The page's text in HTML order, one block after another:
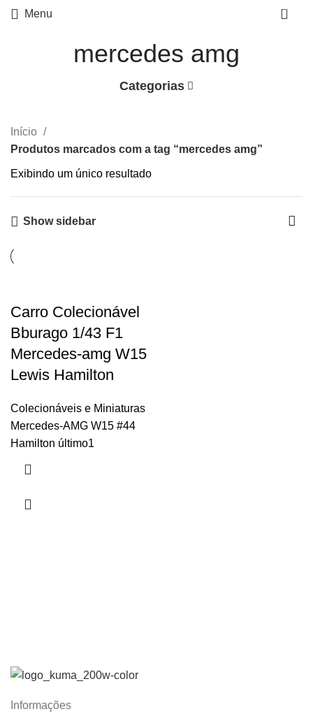
Menu 0
mercedes amg
Categorias
Início
Produtos marcados com a tag “mercedes amg”
Exibindo um único resultado
Show sidebar
Carro Colecionável
Bburago 1/43 F1
Mercedes-amg W15
Lewis Hamilton
Colecionáveis e Miniaturas
Mercedes-AMG W15 #44
Hamilton último1
Informações